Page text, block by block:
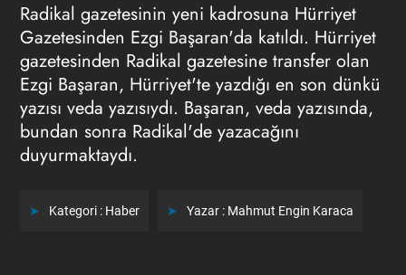
Radikal gazetesinin yeni kadrosuna Hürriyet
Gazetesinden Ezgi Başaran'da katıldı. Hürriyet
gazetesinden Radikal gazetesine transfer olan
Ezgi Başaran, Hürriyet'te yazdığı en son dünkü
yazısı veda yazısıydı. Başaran, veda yazısında,
bundan sonra Radikal'de yazacağını
duyurmaktaydı.
Kategori : Haber Yazar : Mahmut Engin Karaca